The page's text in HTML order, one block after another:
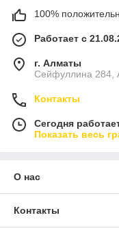
100%
Работает с
г. Алматы
Сейфуллина 284,
Контакты
Сегодня
Показать весь
О нас
Контакты